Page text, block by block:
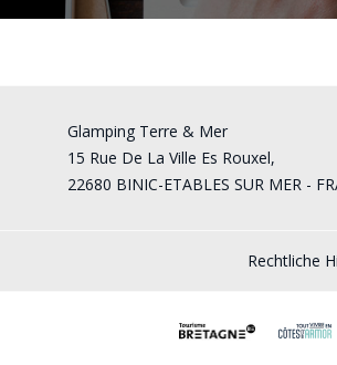
Glamping Terre & Mer
15 Rue De La Ville Es Rouxel,
22680 BINIC-ETABLES SUR MER -
Rechtliche